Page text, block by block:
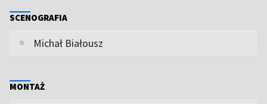
SCENOGRAFIA
Michał Białousz
MONTAŻ